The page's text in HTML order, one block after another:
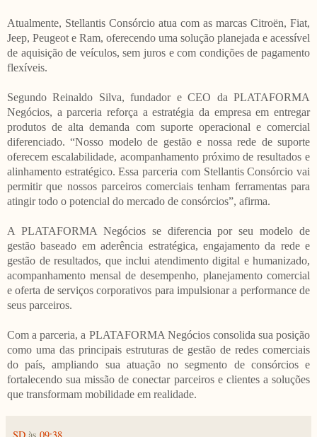
Atualmente, Stellantis Consórcio atua com as marcas Citroën, Fiat,
Jeep, Peugeot e Ram, oferecendo uma solução planejada e acessível
de aquisição de veículos, sem juros e com condições de pagamento
flexíveis.
Segundo Reinaldo Silva, fundador e CEO da PLATAFORMA
Negócios, a parceria reforça a estratégia da empresa em entregar
produtos de alta demanda com suporte operacional e comercial
diferenciado. “Nosso modelo de gestão e nossa rede de suporte
oferecem escalabilidade, acompanhamento próximo de resultados e
alinhamento estratégico. Essa parceria com Stellantis Consórcio vai
permitir que nossos parceiros comerciais tenham ferramentas para
atingir todo o potencial do mercado de consórcios”, afirma.
A PLATAFORMA Negócios se diferencia por seu modelo de
gestão baseado em aderência estratégica, engajamento da rede e
gestão de resultados, que inclui atendimento digital e humanizado,
acompanhamento mensal de desempenho, planejamento comercial
e oferta de serviços corporativos para impulsionar a performance de
seus parceiros.
Com a parceria, a PLATAFORMA Negócios consolida sua posição
como uma das principais estruturas de gestão de redes comerciais
do país, ampliando sua atuação no segmento de consórcios e
fortalecendo sua missão de conectar parceiros e clientes a soluções
que transformam mobilidade em realidade.